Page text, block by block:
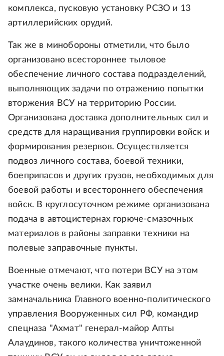
комплекса, пусковую установку РСЗО и 13
артиллерийских орудий.
Так же в минобороны отметили, что было
организовано всестороннее тыловое
обеспечение личного состава подразделений,
выполняющих задачи по отражению попытки
вторжения ВСУ на территорию России.
Организована доставка дополнительных сил и
средств для наращивания группировки войск и
формирования резервов. Осуществляется
подвоз личного состава, боевой техники,
боеприпасов и других грузов, необходимых для
боевой работы и всестороннего обеспечения
войск. В круглосуточном режиме организована
подача в автоцистернах горюче-смазочных
материалов в районы заправки техники на
полевые заправочные пункты.
Военные отмечают, что потери ВСУ на этом
участке очень велики. Как заявил
замначальника Главного военно-политического
управления Вооруженных сил РФ, командир
спецназа "Ахмат" генерал-майор Апты
Алаудинов, такого количества уничтоженной